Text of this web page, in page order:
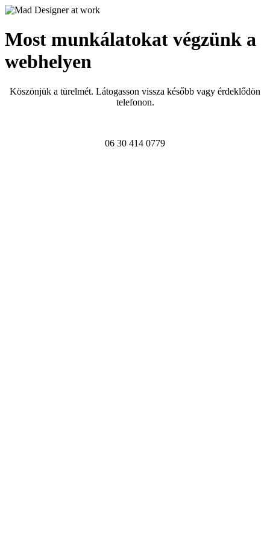
Most munkálatokat végzünk a
webhelyen
Köszönjük a türelmét. Látogasson vissza később vagy érdeklődön
telefonon.
06 30 414 0779